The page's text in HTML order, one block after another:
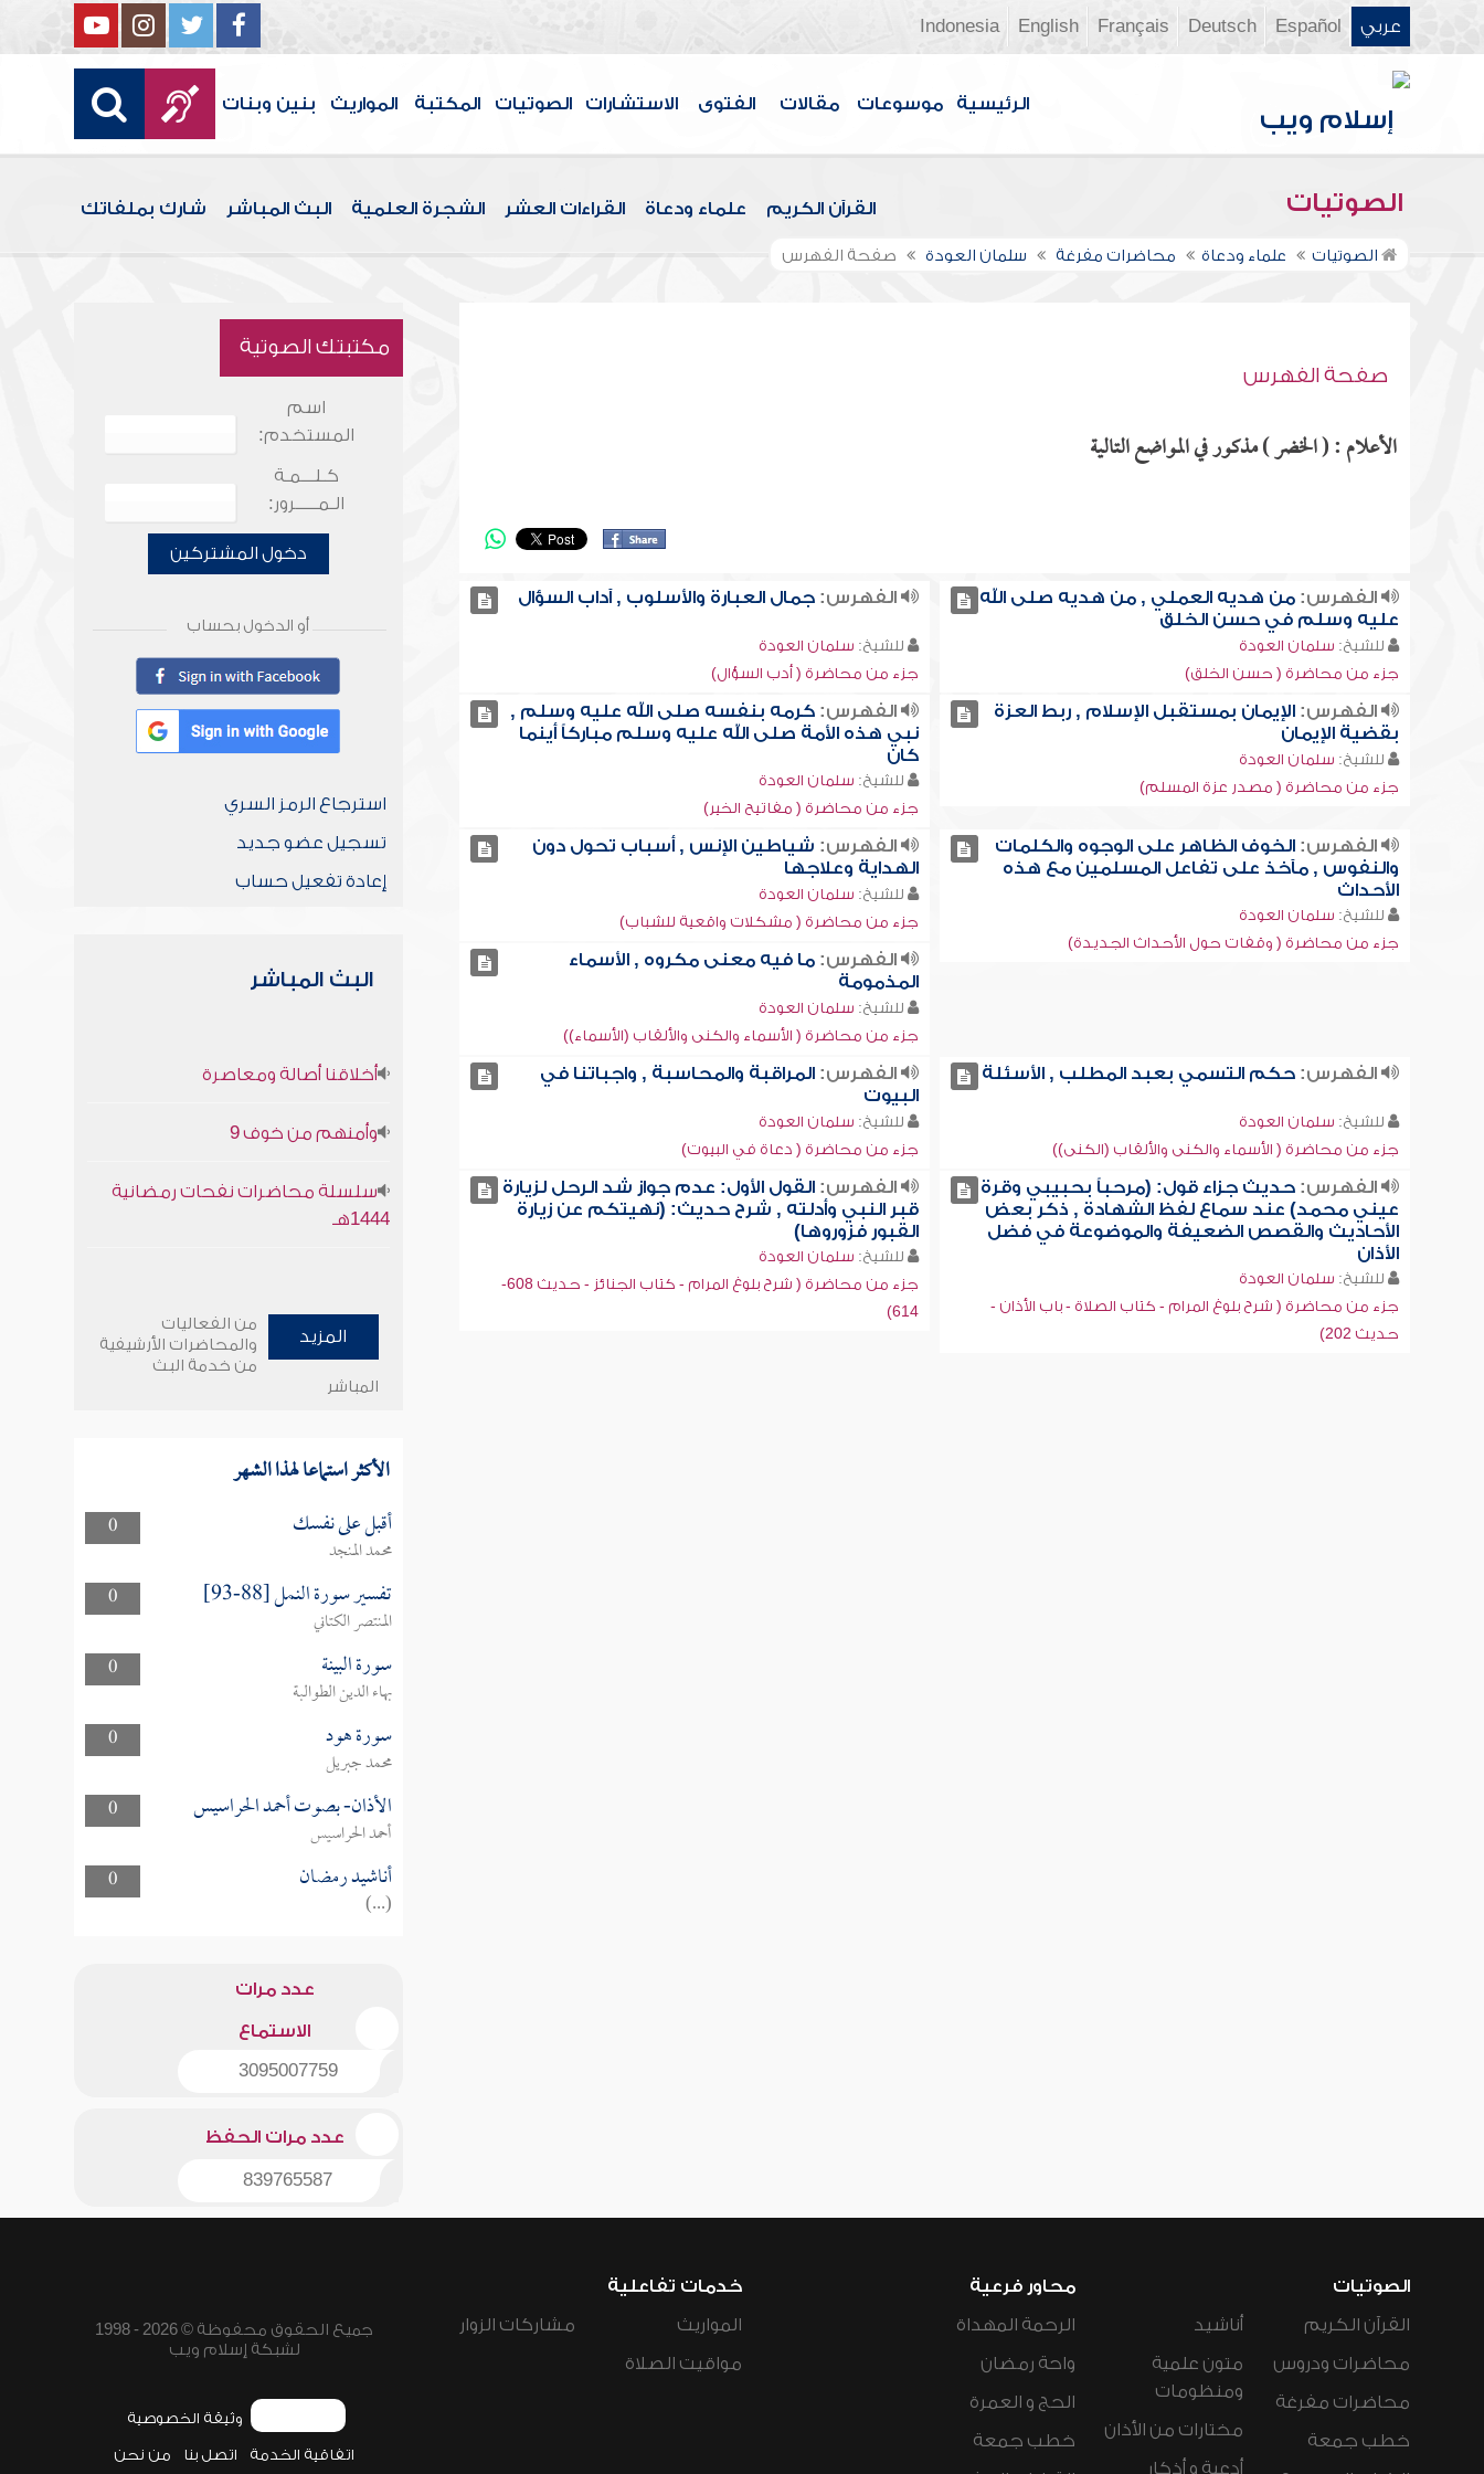
عربي Español
Deutsch
Français
English
Indonesia
الرئيسية موسوعات مقالات الفتوى الاستشارات الصوتيات المكتبة المواريث بنين وبنات
الصوتيات القرآن الكريم علماء ودعاة القراءات العشر الشجرة العلمية البث المباشر شارك بملفاتك
الصوتيات علماء ودعاة محاضرات مفرغة سلمان العودة صفحة الفهرس
صفحة الفهرس
الأعلام : ( الخضر ) مذكور في المواضع التالية
الفهرس:من هديه العملي , من هديه صلى الله
عليه وسلم في حسن الخلق
للشيخ: سلمان العودة
جزء من محاضرة ( حسن الخلق)
الفهرس: جمال العبارة والأسلوب , آداب السؤال
للشيخ: سلمان العودة
جزء من محاضرة ( أدب السؤال)
الفهرس:الإيمان بمستقبل الإسلام , ربط العزة
بقضية الإيمان
للشيخ: سلمان العودة
جزء من محاضرة ( مصدر عزة المسلم)
الفهرس: كرمه بنفسه صلى الله عليه وسلم ,
نبي هذه الأمة صلى الله عليه وسلم مباركاً أينما
كان
للشيخ: سلمان العودة
جزء من محاضرة ( مفاتيح الخير)
الفهرس:الخوف الظاهر على الوجوه والكلمات
والنفوس , مآخذ على تفاعل المسلمين مع هذه
الأحداث
للشيخ: سلمان العودة
جزء من محاضرة ( وقفات حول الأحداث الجديدة)
الفهرس: شياطين الإنس , أسباب تحول دون
الهداية وعلاجها
للشيخ: سلمان العودة
جزء من محاضرة ( مشكلات واقعية للشباب)
الفهرس: ما فيه معنى مكروه , الأسماء
المذمومة
للشيخ: سلمان العودة
جزء من محاضرة ( الأسماء والكنى والألقاب (الأسماء))
الفهرس:حكم التسمي بعبد المطلب , الأسئلة
للشيخ: سلمان العودة
جزء من محاضرة ( الأسماء والكنى والألقاب (الكنى))
الفهرس: المراقبة والمحاسبة , واجباتنا في
البيوت
للشيخ: سلمان العودة
جزء من محاضرة ( دعاة في البيوت)
الفهرس:حديث جزاء قول: (مرحباً بحبيبي وقرة
عيني محمد) عند سماع لفظ الشهادة , ذكر بعض
الأحاديث والقصص الضعيفة والموضوعة في فضل
الأذان
للشيخ: سلمان العودة
جزء من محاضرة ( شرح بلوغ المرام - كتاب الصلاة - باب الأذان -
حديث 202)
الفهرس: القول الأول: عدم جواز شد الرحل لزيارة
قبر النبي وأدلته , شرح حديث: (نهيتكم عن زيارة
القبور فزوروها)
للشيخ: سلمان العودة
جزء من محاضرة ( شرح بلوغ المرام - كتاب الجنائز - حديث 608-
614)
مكتبتك الصوتية
اسم
المستخدم:
كـلـــمـة
الـمـــــرور:
دخول المشتركين
أو الدخول بحساب
استرجاع الرمز السري
تسجيل عضو جديد
إعادة تفعيل حساب
البث المباشر
أخلاقنا أصالة ومعاصرة
وأمنهم من خوف 9
سلسلة محاضرات نفحات رمضانية
1444هـ
المزيد
من الفعاليات
والمحاضرات الأرشيفية
من خدمة البث
المباشر
الأكثر استماعا لهذا الشهر
0 أقبل على نفسك
محمد المنجد
0
تفسير سورة النمل [88-93]
المنتصر الكتاني
0
سورة البينة
بهاء الدين الطوالبة
0
سورة هود
محمد جبريل
0
الأذان- بصوت أحمد الحراسيس
أحمد الحراسيس
0
أناشيد رمضان
(...)
عدد مرات
الاستماع
3095007759
عدد مرات الحفظ
839765587
الصوتيات
القرآن الكريم
محاضرات ودروس
محاضرات مفرغة
خطب جمعة
أناشيد
متون علمية
ومنظومات
مختارات من الأذان
أدعية و أذكار
محاور فرعية
الرحمة المهداة
واحة رمضان
الحج و العمرة
خطب جمعة
خدمات تفاعلية
المواريث
مواقيت الصلاة
مشاركات الزوار
جميع الحقوق محفوظة © 2026 - 1998
لشبكة إسلام ويب
وثيقة الخصوصية
اتفاقية الخدمة اتصل بنا من نحن